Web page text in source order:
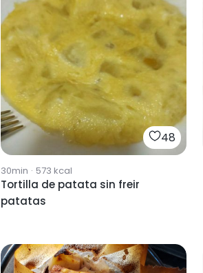
48
30min · 573 kcal
Tortilla de patata sin freir
patatas